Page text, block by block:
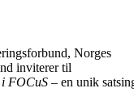
Norges
inviterer til
i FOCuS – en unik